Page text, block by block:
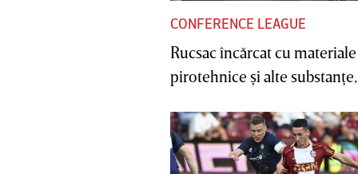
CONFERENCE LEAGUE
Rucsac încărcat cu materiale
pirotehnice şi alte substanţe,